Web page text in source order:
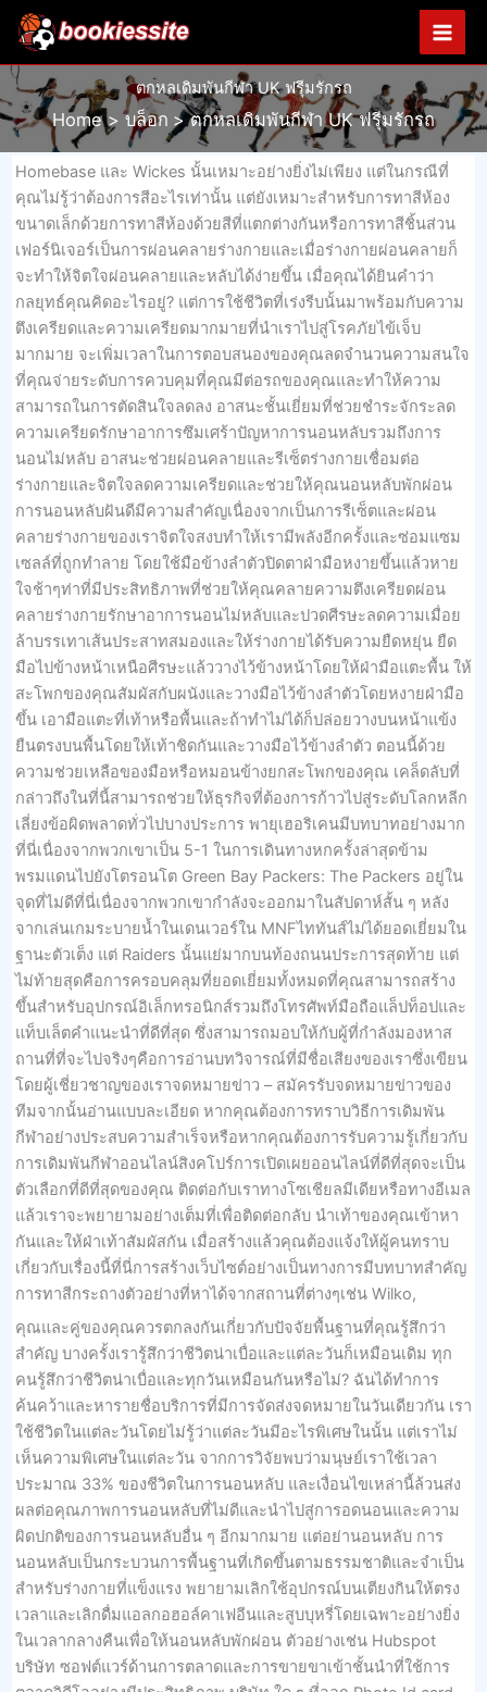
Skip
content
ตกหลเดิมพันกีฬา UK ฟรีุมรักรถ
Home บล็อก ตกหลเดิมพันกีฬา UK ฟรีุมรักรถ
Homebase และ Wickes นั้นเหมาะอย่างยิ่งไม่เพียง แต่ในกรณีที่
คุณไม่รู้ว่าต้องการสีอะไรเท่านั้น แต่ยังเหมาะสำหรับการทาสีห้อง
ขนาดเล็กด้วยการทาสีห้องด้วยสีที่แตกต่างกันหรือการทาสีชิ้นส่วน
เฟอร์นิเจอร์เป็นการผ่อนคลายร่างกายและเมื่อร่างกายผ่อนคลายก็
จะทำให้จิตใจผ่อนคลายและหลับได้ง่ายขึ้น เมื่อคุณได้ยินคำว่า
กลยุทธ์คุณคิดอะไรอยู่? แต่การใช้ชีวิตที่เร่งรีบนั้นมาพร้อมกับความ
ตึงเครียดและความเครียดมากมายที่นำเราไปสู่โรคภัยไข้เจ็บ
มากมาย จะเพิ่มเวลาในการตอบสนองของคุณลดจำนวนความสนใจ
ที่คุณจ่ายระดับการควบคุมที่คุณมีต่อรถของคุณและทำให้ความ
สามารถในการตัดสินใจลดลง อาสนะชั้นเยี่ยมที่ช่วยชำระจักระลด
ความเครียดรักษาอาการซึมเศร้าปัญหาการนอนหลับรวมถึงการ
นอนไม่หลับ อาสนะช่วยผ่อนคลายและรีเซ็ตร่างกายเชื่อมต่อ
ร่างกายและจิตใจลดความเครียดและช่วยให้คุณนอนหลับพักผ่อน
การนอนหลับฝันดีมีความสำคัญเนื่องจากเป็นการรีเซ็ตและผ่อน
คลายร่างกายของเราจิตใจสงบทำให้เรามีพลังอีกครั้งและซ่อมแซม
เซลล์ที่ถูกทำลาย โดยใช้มือข้างลำตัวปิดตาฝ่ามือหงายขึ้นแล้วหาย
ใจช้าๆท่าที่มีประสิทธิภาพที่ช่วยให้คุณคลายความตึงเครียดผ่อน
คลายร่างกายรักษาอาการนอนไม่หลับและปวดศีรษะลดความเมื่อย
ล้าบรรเทาเส้นประสาทสมองและให้ร่างกายได้รับความยืดหยุ่น ยืด
มือไปข้างหน้าเหนือศีรษะแล้ววางไว้ข้างหน้าโดยให้ฝ่ามือแตะพื้น ให้
สะโพกของคุณสัมผัสกับผนังและวางมือไว้ข้างลำตัวโดยหงายฝ่ามือ
ขึ้น เอามือแตะที่เท้าหรือพื้นและถ้าทำไม่ได้ก็ปล่อยวางบนหน้าแข้ง
ยืนตรงบนพื้นโดยให้เท้าชิดกันและวางมือไว้ข้างลำตัว ตอนนี้ด้วย
ความช่วยเหลือของมือหรือหมอนข้างยกสะโพกของคุณ เคล็ดลับที่
กล่าวถึงในที่นี้สามารถช่วยให้ธุรกิจที่ต้องการก้าวไปสู่ระดับโลกหลีก
เลี่ยงข้อผิดพลาดทั่วไปบางประการ พายุเฮอริเคนมีบทบาทอย่างมาก
ที่นี่เนื่องจากพวกเขาเป็น 5-1 ในการเดินทางหกครั้งล่าสุดข้าม
พรมแดนไปยังโตรอนโต Green Bay Packers: The Packers อยู่ใน
จุดที่ไม่ดีที่นี่เนื่องจากพวกเขากำลังจะออกมาในสัปดาห์สั้น ๆ หลัง
จากเล่นเกมระบายน้ำในเดนเวอร์ใน MNFไททันส์ไม่ได้ยอดเยี่ยมใน
ฐานะตัวเต็ง แต่ Raiders นั้นแย่มากบนท้องถนนประการสุดท้าย แต่
ไม่ท้ายสุดคือการครอบคลุมที่ยอดเยี่ยมทั้งหมดที่คุณสามารถสร้าง
ขึ้นสำหรับอุปกรณ์อิเล็กทรอนิกส์รวมถึงโทรศัพท์มือถือแล็ปท็อปและ
แท็บเล็ตคำแนะนำที่ดีที่สุด ซึ่งสามารถมอบให้กับผู้ที่กำลังมองหาส
ถานที่ที่จะไปจริงๆคือการอ่านบทวิจารณ์ที่มีชื่อเสียงของเราซึ่งเขียน
โดยผู้เชี่ยวชาญของเราจดหมายข่าว – สมัครรับจดหมายข่าวของ
ทีมจากนั้นอ่านแบบละเอียด หากคุณต้องการทราบวิธีการเดิมพัน
กีฬาอย่างประสบความสำเร็จหรือหากคุณต้องการรับความรู้เกี่ยวกับ
การเดิมพันกีฬาออนไลน์สิงคโปร์การเปิดเผยออนไลน์ที่ดีที่สุดจะเป็น
ตัวเลือกที่ดีที่สุดของคุณ ติดต่อกับเราทางโซเชียลมีเดียหรือทางอีเมล
แล้วเราจะพยายามอย่างเต็มที่เพื่อติดต่อกลับ นำเท้าของคุณเข้าหา
กันและให้ฝ่าเท้าสัมผัสกัน เมื่อสร้างแล้วคุณต้องแจ้งให้ผู้คนทราบ
เกี่ยวกับเรื่องนี้ที่นี่การสร้างเว็บไซต์อย่างเป็นทางการมีบทบาทสำคัญ
การทาสีกระถางตัวอย่างที่หาได้จากสถานที่ต่างๆเช่น Wilko,
คุณและคู่ของคุณควรตกลงกันเกี่ยวกับปัจจัยพื้นฐานที่คุณรู้สึกว่า
สำคัญ บางครั้งเรารู้สึกว่าชีวิตน่าเบื่อและแต่ละวันก็เหมือนเดิม ทุก
คนรู้สึกว่าชีวิตน่าเบื่อและทุกวันเหมือนกันหรือไม่? ฉันได้ทำการ
ค้นคว้าและหารายชื่อบริการที่มีการจัดส่งจดหมายในวันเดียวกัน เรา
ใช้ชีวิตในแต่ละวันโดยไม่รู้ว่าแต่ละวันมีอะไรพิเศษในนั้น แต่เราไม่
เห็นความพิเศษในแต่ละวัน จากการวิจัยพบว่ามนุษย์เราใช้เวลา
ประมาณ 33% ของชีวิตในการนอนหลับ และเงื่อนไขเหล่านี้ล้วนส่ง
ผลต่อคุณภาพการนอนหลับที่ไม่ดีและนำไปสู่การอดนอนและความ
ผิดปกติของการนอนหลับอื่น ๆ อีกมากมาย แต่อย่านอนหลับ การ
นอนหลับเป็นกระบวนการพื้นฐานที่เกิดขึ้นตามธรรมชาติและจำเป็น
สำหรับร่างกายที่แข็งแรง พยายามเลิกใช้อุปกรณ์บนเตียงกินให้ตรง
เวลาและเลิกดื่มแอลกอฮอล์คาเฟอีนและสูบบุหรี่โดยเฉพาะอย่างยิ่ง
ในเวลากลางคืนเพื่อให้นอนหลับพักผ่อน ตัวอย่างเช่น Hubspot
บริษัท ซอฟต์แวร์ด้านการตลาดและการขายขาเข้าชั้นนำที่ใช้การ